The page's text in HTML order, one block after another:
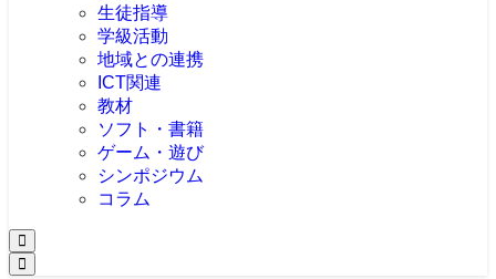
生徒指導
学級活動
地域との連携
ICT関連
教材
ソフト・書籍
ゲーム・遊び
シンポジウム
コラム